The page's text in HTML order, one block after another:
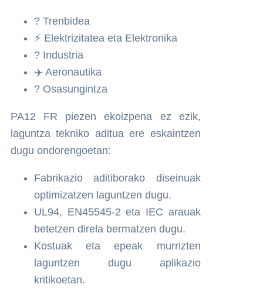
? Trenbidea
⚡ Elektrizitatea eta Elektronika
? Industria
✈️ Aeronautika
? Osasungintza
PA12 FR piezen ekoizpena ez ezik,
laguntza tekniko aditua ere eskaintzen
dugu ondorengoetan:
Fabrikazio aditiborako diseinuak
optimizatzen laguntzen dugu.
UL94, EN45545-2 eta IEC arauak
betetzen direla bermatzen dugu.
Kostuak eta epeak murrizten
laguntzen dugu aplikazio
kritikoetan.